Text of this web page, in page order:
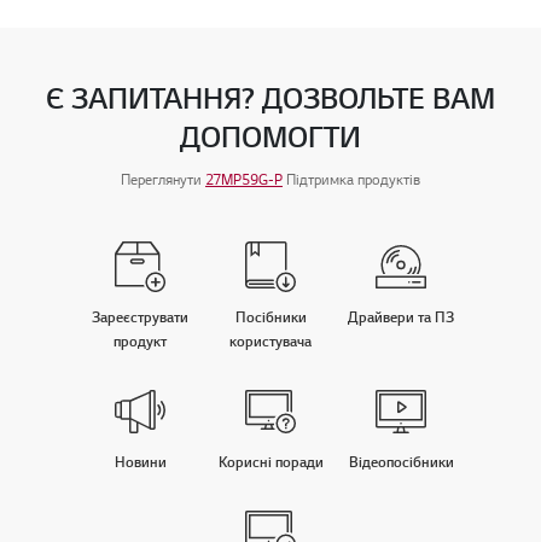
Є ЗАПИТАННЯ? ДОЗВОЛЬТЕ ВАМ
ДОПОМОГТИ
Переглянути 27MP59G-P Підтримка продуктів
Зареєструвати
продукт
Посiбники
користувача
Драйвери та ПЗ
Новини Корисні поради Відеопосібники